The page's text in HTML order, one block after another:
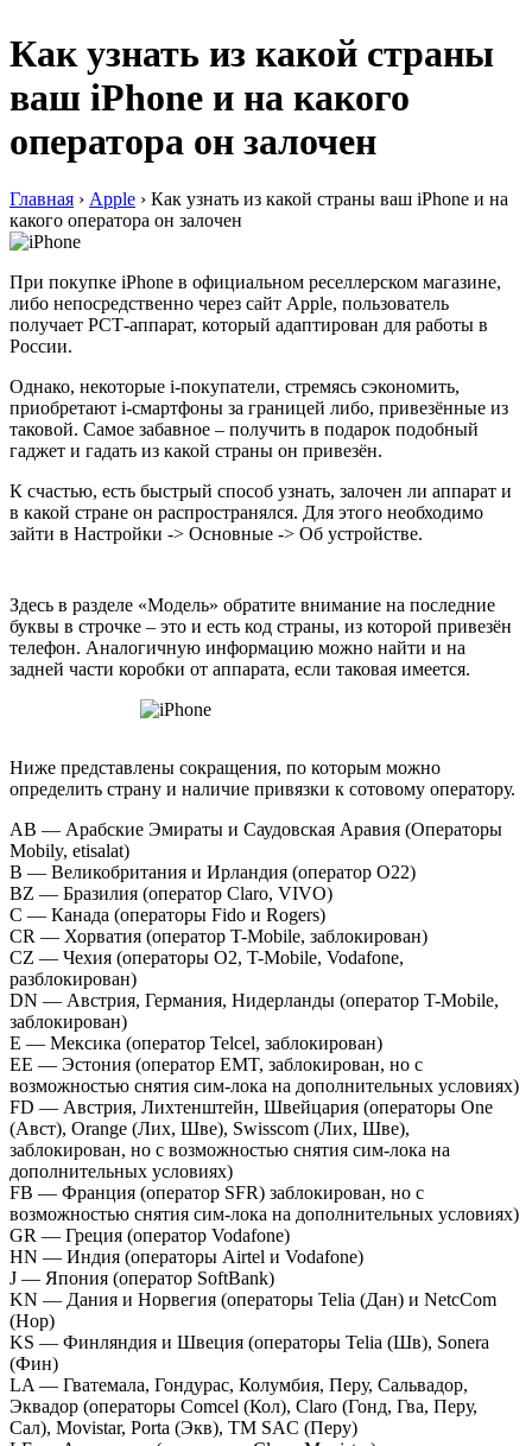
Как узнать из какой страны
ваш iPhone и на какого
оператора он залочен
Главная › Apple › Как узнать из какой страны ваш iPhone и на
какого оператора он залочен
При покупке iPhone в официальном реселлерском магазине,
либо непосредственно через сайт Apple, пользователь
получает РСТ-аппарат, который адаптирован для работы в
России.
Однако, некоторые i-покупатели, стремясь сэкономить,
приобретают i-смартфоны за границей либо, привезённые из
таковой. Самое забавное – получить в подарок подобный
гаджет и гадать из какой страны он привезён.
К счастью, есть быстрый способ узнать, залочен ли аппарат и
в какой стране он распространялся. Для этого необходимо
зайти в Настройки -> Основные -> Об устройстве.
Здесь в разделе «Модель» обратите внимание на последние
буквы в строчке – это и есть код страны, из которой привезён
телефон. Аналогичную информацию можно найти и на
задней части коробки от аппарата, если таковая имеется.
Ниже представлены сокращения, по которым можно
определить страну и наличие привязки к сотовому оператору.
AB — Арабские Эмираты и Саудовская Аравия (Операторы
Mobily, etisalat)
B — Великобритания и Ирландия (оператор O22)
BZ — Бразилия (оператор Claro, VIVO)
С — Канада (операторы Fido и Rogers)
CR — Хорватия (оператор T-Mobile, заблокирован)
СZ — Чехия (операторы O2, T-Mobile, Vodafone,
разблокирован)
DN — Австрия, Германия, Нидерланды (оператор T-Mobile,
заблокирован)
E — Мексика (оператор Telcel, заблокирован)
EE — Эстония (оператор EMT, заблокирован, но с
возможностью снятия сим-лока на дополнительных условиях)
FD — Австрия, Лихтенштейн, Швейцария (операторы One
(Авст), Orange (Лих, Шве), Swisscom (Лих, Шве),
заблокирован, но с возможностью снятия сим-лока на
дополнительных условиях)
FB — Франция (оператор SFR) заблокирован, но с
возможностью снятия сим-лока на дополнительных условиях)
GR — Греция (оператор Vodafone)
HN — Индия (операторы Airtel и Vodafone)
J — Япония (оператор SoftBank)
KN — Дания и Норвегия (операторы Telia (Дан) и NetcCom
(Нор)
KS — Финляндия и Швеция (операторы Telia (Шв), Sonera
(Фин)
LA — Гватемала, Гондурас, Колумбия, Перу, Сальвадор,
Эквадор (операторы Comcel (Кол), Claro (Гонд, Гва, Перу,
Сал), Movistar, Porta (Экв), TM SAC (Перу)